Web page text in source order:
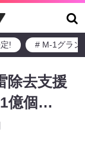
! # M-1グラン
除去支援
億個…